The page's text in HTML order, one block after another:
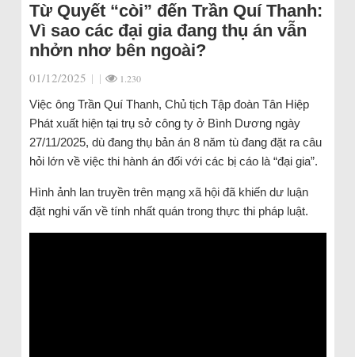
Từ Quyết “còi” đến Trần Quí Thanh:
Vì sao các đại gia đang thụ án vẫn
nhởn nhơ bên ngoài?
01/12/2025 | | 1.230
Việc ông Trần Quí Thanh, Chủ tịch Tập đoàn Tân Hiệp
Phát xuất hiện tại trụ sở công ty ở Bình Dương ngày
27/11/2025, dù đang thụ bản án 8 năm tù đang đặt ra câu
hỏi lớn về việc thi hành án đối với các bị cáo là “đại gia”.
Hình ảnh lan truyền trên mạng xã hội đã khiến dư luận
đặt nghi vấn về tính nhất quán trong thực thi pháp luật.